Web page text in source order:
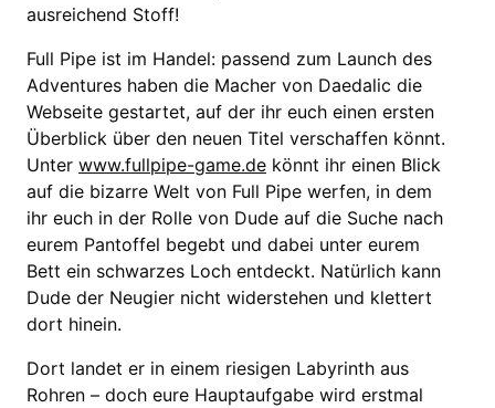
ausreichend Stoff!
Full Pipe ist im Handel: passend zum Launch des
Adventures haben die Macher von Daedalic die
Webseite gestartet, auf der ihr euch einen ersten
Überblick über den neuen Titel verschaffen könnt.
Unter www.fullpipe-game.de könnt ihr einen Blick
auf die bizarre Welt von Full Pipe werfen, in dem
ihr euch in der Rolle von Dude auf die Suche nach
eurem Pantoffel begebt und dabei unter eurem
Bett ein schwarzes Loch entdeckt. Natürlich kann
Dude der Neugier nicht widerstehen und klettert
dort hinein.
Dort landet er in einem riesigen Labyrinth aus
Rohren – doch eure Hauptaufgabe wird erstmal